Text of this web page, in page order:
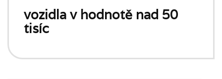
vozidla v hodnotě nad 50
tisíc